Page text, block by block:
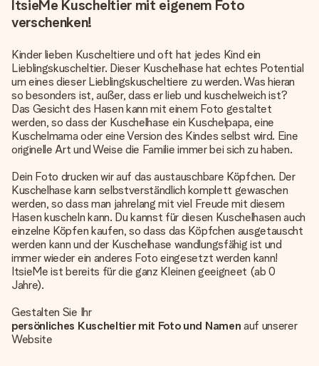
ItsieMe Kuscheltier mit eigenem Foto
verschenken!
Kinder lieben Kuscheltiere und oft hat jedes Kind ein
Lieblingskuscheltier. Dieser Kuschelhase hat echtes Potential
um eines dieser Lieblingskuscheltiere zu werden. Was hieran
so besonders ist, außer, dass er lieb und kuschelweich ist?
Das Gesicht des Hasen kann mit einem Foto gestaltet
werden, so dass der Kuschelhase ein Kuschelpapa, eine
Kuschelmama oder eine Version des Kindes selbst wird. Eine
originelle Art und Weise die Familie immer bei sich zu haben.
Dein Foto drucken wir auf das austauschbare Köpfchen. Der
Kuschelhase kann selbstverständlich komplett gewaschen
werden, so dass man jahrelang mit viel Freude mit diesem
Hasen kuscheln kann. Du kannst für diesen Kuschelhasen auch
einzelne Köpfen kaufen, so dass das Köpfchen ausgetauscht
werden kann und der Kuschelhase wandlungsfähig ist und
immer wieder ein anderes Foto eingesetzt werden kann!
ItsieMe ist bereits für die ganz Kleinen geeigneet (ab 0
Jahre).
Gestalten Sie Ihr
persönliches Kuscheltier mit Foto und Namen auf unserer
Website